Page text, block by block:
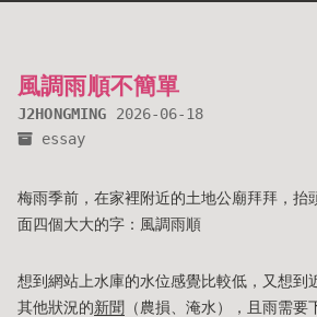
風調雨順不簡單
J2HONGMING
2026-06-18
essay
梅雨季前，在家裡附近的土地公廟拜拜，抬
面四個大大的字：風調雨順
想到網站上水庫的水位感覺比較低，又想到
其他狀況的新聞
（農損、淹水），且雨需